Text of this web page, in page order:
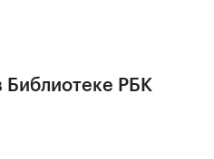
Библиотеке РБК